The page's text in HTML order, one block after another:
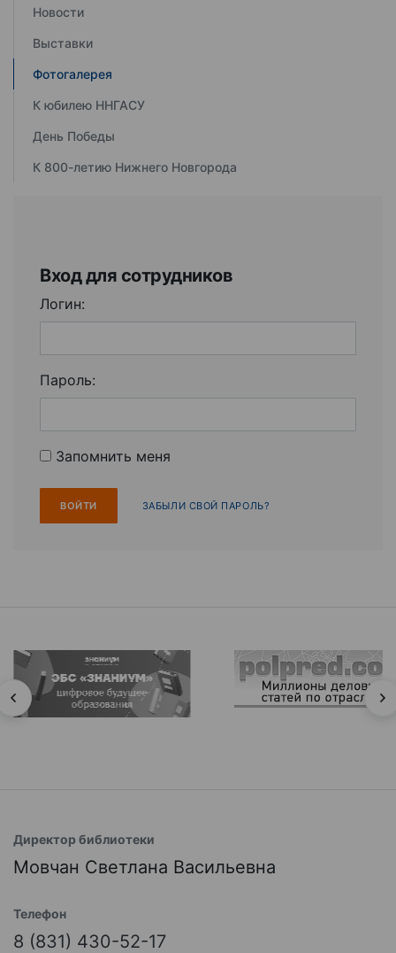
Новости
Выставки
Фотогалерея
К юбилею ННГАСУ
День Победы
К 800-летию Нижнего Новгорода
Вход для сотрудников
Логин:
Пароль:
Запомнить меня
ЗАБЫЛИ СВОЙ ПАРОЛЬ?
Директор библиотеки
Мовчан Светлана Васильевна
Телефон
8 (831) 430-52-17